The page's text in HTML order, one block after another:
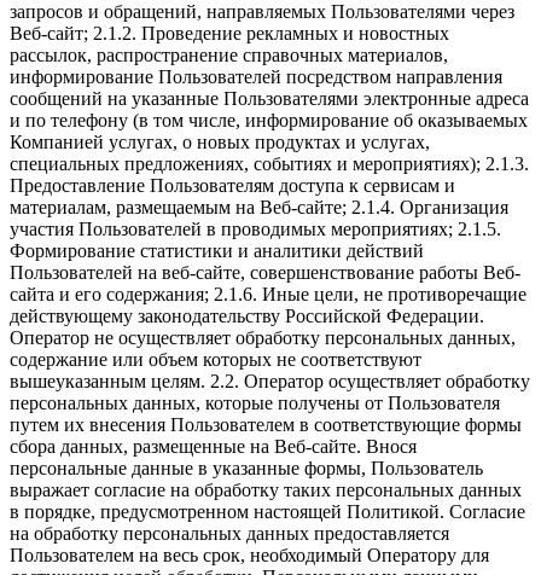
запросов и обращений, направляемых Пользователями через
Веб-сайт; 2.1.2. Проведение рекламных и новостных
рассылок, распространение справочных материалов,
информирование Пользователей посредством направления
сообщений на указанные Пользователями электронные адреса
и по телефону (в том числе, информирование об оказываемых
Компанией услугах, о новых продуктах и услугах,
специальных предложениях, событиях и мероприятиях); 2.1.3.
Предоставление Пользователям доступа к сервисам и
материалам, размещаемым на Веб-сайте; 2.1.4. Организация
участия Пользователей в проводимых мероприятиях; 2.1.5.
Формирование статистики и аналитики действий
Пользователей на веб-сайте, совершенствование работы Веб-
сайта и его содержания; 2.1.6. Иные цели, не противоречащие
действующему законодательству Российской Федерации.
Оператор не осуществляет обработку персональных данных,
содержание или объем которых не соответствуют
вышеуказанным целям. 2.2. Оператор осуществляет обработку
персональных данных, которые получены от Пользователя
путем их внесения Пользователем в соответствующие формы
сбора данных, размещенные на Веб-сайте. Внося
персональные данные в указанные формы, Пользователь
выражает согласие на обработку таких персональных данных
в порядке, предусмотренном настоящей Политикой. Согласие
на обработку персональных данных предоставляется
Пользователем на весь срок, необходимый Оператору для